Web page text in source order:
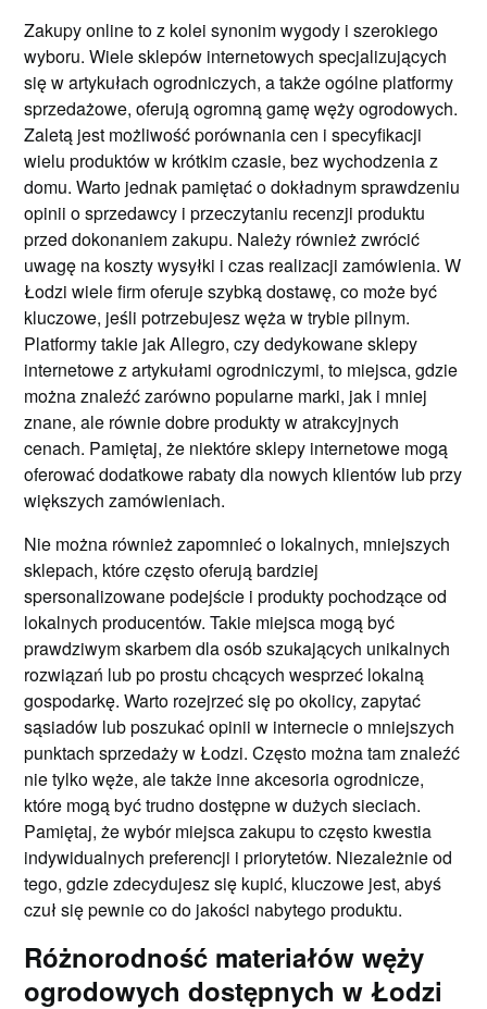
Zakupy online to z kolei synonim wygody i szerokiego
wyboru. Wiele sklepów internetowych specjalizujących
się w artykułach ogrodniczych, a także ogólne platformy
sprzedażowe, oferują ogromną gamę węży ogrodowych.
Zaletą jest możliwość porównania cen i specyfikacji
wielu produktów w krótkim czasie, bez wychodzenia z
domu. Warto jednak pamiętać o dokładnym sprawdzeniu
opinii o sprzedawcy i przeczytaniu recenzji produktu
przed dokonaniem zakupu. Należy również zwrócić
uwagę na koszty wysyłki i czas realizacji zamówienia. W
Łodzi wiele firm oferuje szybką dostawę, co może być
kluczowe, jeśli potrzebujesz węża w trybie pilnym.
Platformy takie jak Allegro, czy dedykowane sklepy
internetowe z artykułami ogrodniczymi, to miejsca, gdzie
można znaleźć zarówno popularne marki, jak i mniej
znane, ale równie dobre produkty w atrakcyjnych
cenach. Pamiętaj, że niektóre sklepy internetowe mogą
oferować dodatkowe rabaty dla nowych klientów lub przy
większych zamówieniach.
Nie można również zapomnieć o lokalnych, mniejszych
sklepach, które często oferują bardziej
spersonalizowane podejście i produkty pochodzące od
lokalnych producentów. Takie miejsca mogą być
prawdziwym skarbem dla osób szukających unikalnych
rozwiązań lub po prostu chcących wesprzeć lokalną
gospodarkę. Warto rozejrzeć się po okolicy, zapytać
sąsiadów lub poszukać opinii w internecie o mniejszych
punktach sprzedaży w Łodzi. Często można tam znaleźć
nie tylko węże, ale także inne akcesoria ogrodnicze,
które mogą być trudno dostępne w dużych sieciach.
Pamiętaj, że wybór miejsca zakupu to często kwestia
indywidualnych preferencji i priorytetów. Niezależnie od
tego, gdzie zdecydujesz się kupić, kluczowe jest, abyś
czuł się pewnie co do jakości nabytego produktu.
Różnorodność materiałów węży
ogrodowych dostępnych w Łodzi